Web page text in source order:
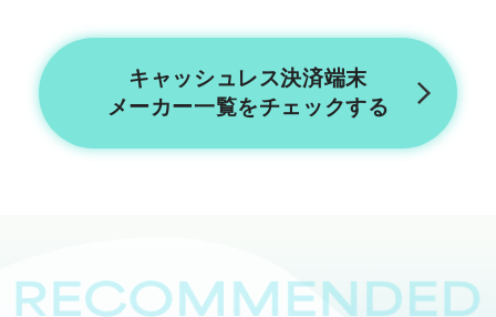
キャッシュレス決済端末
メーカー一覧をチェックする